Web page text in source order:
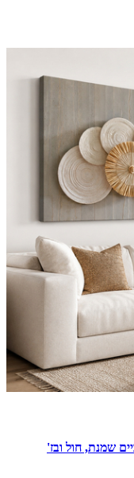
שמנת, חול ובז'